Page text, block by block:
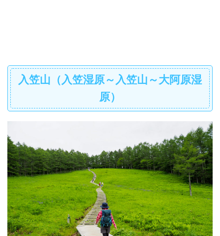
入笠山（入笠湿原～入笠山～大阿原湿
原）